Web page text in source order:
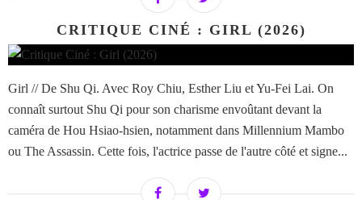
CRITIQUE CINÉ : GIRL (2026)
Girl // De Shu Qi. Avec Roy Chiu, Esther Liu et Yu-Fei Lai. On
connaît surtout Shu Qi pour son charisme envoûtant devant la
caméra de Hou Hsiao-hsien, notamment dans Millennium Mambo
ou The Assassin. Cette fois, l'actrice passe de l'autre côté et signe...